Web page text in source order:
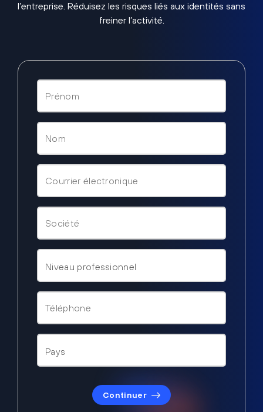
l’entreprise. Réduisez les risques liés aux identités sans
freiner l’activité.
Continuer